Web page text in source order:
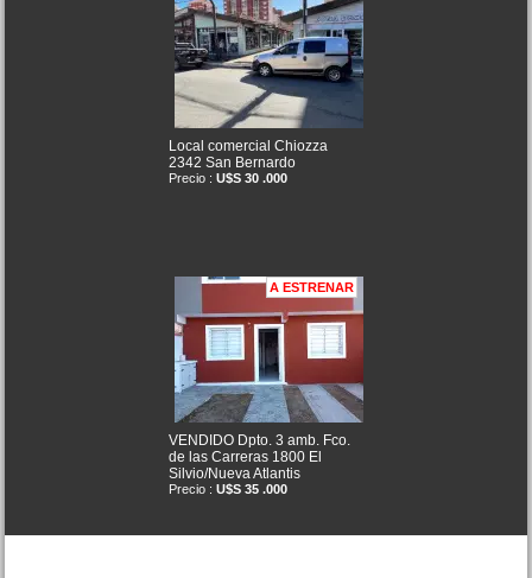
Local comercial Chiozza
2342 San Bernardo
Precio : U$S 30 .000
VENDIDO Dpto. 3 amb. Fco.
de las Carreras 1800 El
Silvio/Nueva Atlantis
A ESTRENAR
Precio : U$S 35 .000